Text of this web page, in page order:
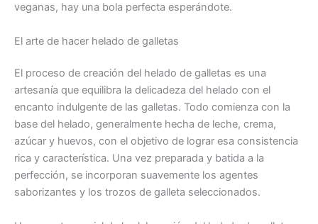
veganas, hay una bola perfecta esperándote.
El arte de hacer helado de galletas
El proceso de creación del helado de galletas es una
artesanía que equilibra la delicadeza del helado con el
encanto indulgente de las galletas. Todo comienza con la
base del helado, generalmente hecha de leche, crema,
azúcar y huevos, con el objetivo de lograr esa consistencia
rica y característica. Una vez preparada y batida a la
perfección, se incorporan suavemente los agentes
saborizantes y los trozos de galleta seleccionados.